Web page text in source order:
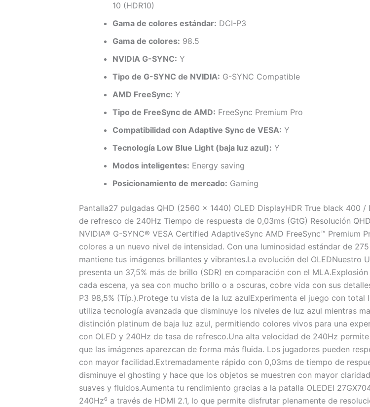
10 (HDR10)
Gama de colores estándar: DCI-P3
Gama de colores: 98.5
NVIDIA G-SYNC: Y
Tipo de G-SYNC de NVIDIA: G-SYNC Compatible
AMD FreeSync: Y
Tipo de FreeSync de AMD: FreeSync Premium Pro
Compatibilidad con Adaptive Sync de VESA: Y
Tecnología Low Blue Light (baja luz azul): Y
Modos inteligentes: Energy saving
Posicionamiento de mercado: Gaming
Pantalla27 pulgadas QHD (2560 x 1440) OLED DisplayHDR True black 400
de refresco de 240Hz Tiempo de respuesta de 0,03ms (GtG) Resolución
NVIDIA® G-SYNC® VESA Certified AdaptiveSync AMD FreeSync™ Premium
colores a un nuevo nivel de intensidad. Con una luminosidad estándar de
mantiene tus imágenes brillantes y vibrantes.La evolución del OLEDNuestro
presenta un 37,5% más de brillo (SDR) en comparación con el
cada escena, ya sea con mucho brillo o a oscuras, cobre vida con sus
P3 98,5% (Típ.).Protege tu vista de la luz azulExperimenta el juego con
utiliza tecnología avanzada que disminuye los niveles de luz azul mientras
distinción platinum de baja luz azul, permitiendo colores vivos para una
con OLED y 240Hz de tasa de refresco.Una alta velocidad de 240Hz
que las imágenes aparezcan de forma más fluida. Los jugadores pueden
con mayor facilidad.Extremadamente rápido con 0,03ms de tiempo de
disminuye el ghosting y hace que los objetos se muestren con mayor
suaves y fluidos.Aumenta tu rendimiento gracias a la patalla OLEDEl
240Hz⁶ a través de HDMI 2.1, lo que permite disfrutar plenamente de